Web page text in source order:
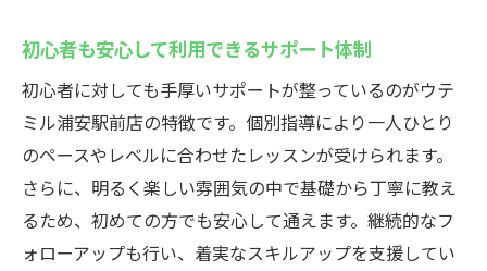
初心者も安心して利用できるサポート体制
初心者に対しても手厚いサポートが整っているのがウテ
ミル浦安駅前店の特徴です。個別指導により一人ひとり
のペースやレベルに合わせたレッスンが受けられます。
さらに、明るく楽しい雰囲気の中で基礎から丁寧に教え
るため、初めての方でも安心して通えます。継続的なフ
ォローアップも行い、着実なスキルアップを支援してい